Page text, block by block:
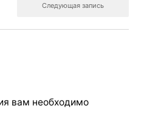
Следующая запись
вам необходимо